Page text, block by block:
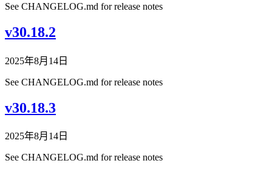
See CHANGELOG.md for release notes
v30.18.2
2025年8月14日
See CHANGELOG.md for release notes
v30.18.3
2025年8月14日
See CHANGELOG.md for release notes